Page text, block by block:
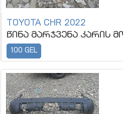
TOYOTA CHR 2022
წინა მარჯვენა კარის
100 GEL